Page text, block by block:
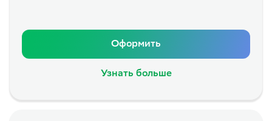
Оформить
Узнать больше